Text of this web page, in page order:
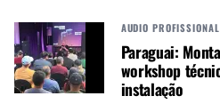
POD EXPRESS GUITAR/BASS
O design ultraportátil
baixistas levem-no para
Controles simples facilitam
AUDIO PROFISSIONAL
Paraguai:
workshop
instalação